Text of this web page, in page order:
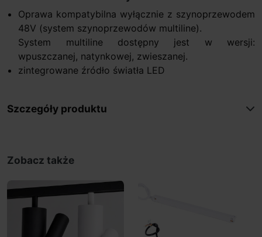
Oprawa kompatybilna wyłącznie z szynoprzewodem
48V (system szynoprzewodów multiline).
System multiline dostępny jest w wersji:
wpuszczanej, natynkowej, zwieszanej.
zintegrowane źródło światła LED
Szczegóły produktu
Zobacz także